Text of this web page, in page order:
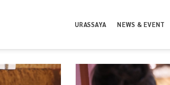
URASSAYA NEWS & EVENT